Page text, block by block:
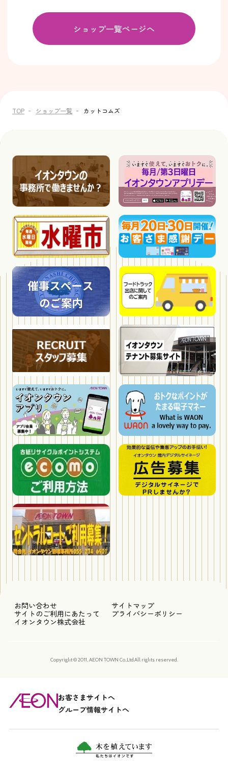
ショップ一覧ページへ
TOP ショップ一覧 カットコムズ
お問い合わせ
サイトマップ
サイトのご利用にあたって
プライバシーポリシー
イオンタウン株式会社
Copyright © 2011, AEON TOWN Co.,Ltd.All rights reserved.
お客さまサイトへ
グループ情報サイトへ